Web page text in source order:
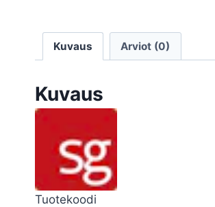
Kuvaus Arviot (0)
Kuvaus
Tuotekoodi